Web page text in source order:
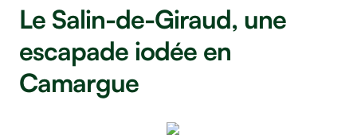
Le Salin-de-Giraud, une
escapade iodée en
Camargue